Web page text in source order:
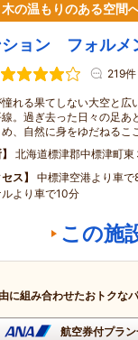
の温もりのある空間
ション フォルメ
219件
れる果てしない大空と広
。過ぎ去った日々の足あ
め、自然に身をゆだねる
北海道標津郡中標津町
ス
中標津空港より車
ルより車で10分
この施
に組み合わせたおトクな
航空券付プラ